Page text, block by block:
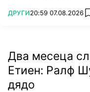
ПОВЕЧЕ ОТ
ДРУГИ20:59 07.08.2026
Два месеца
Етиен: Ралф
дядо